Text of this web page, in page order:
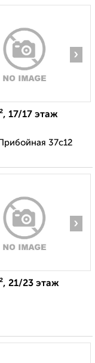
›
17/17 этаж
37с12
›
21/23 этаж